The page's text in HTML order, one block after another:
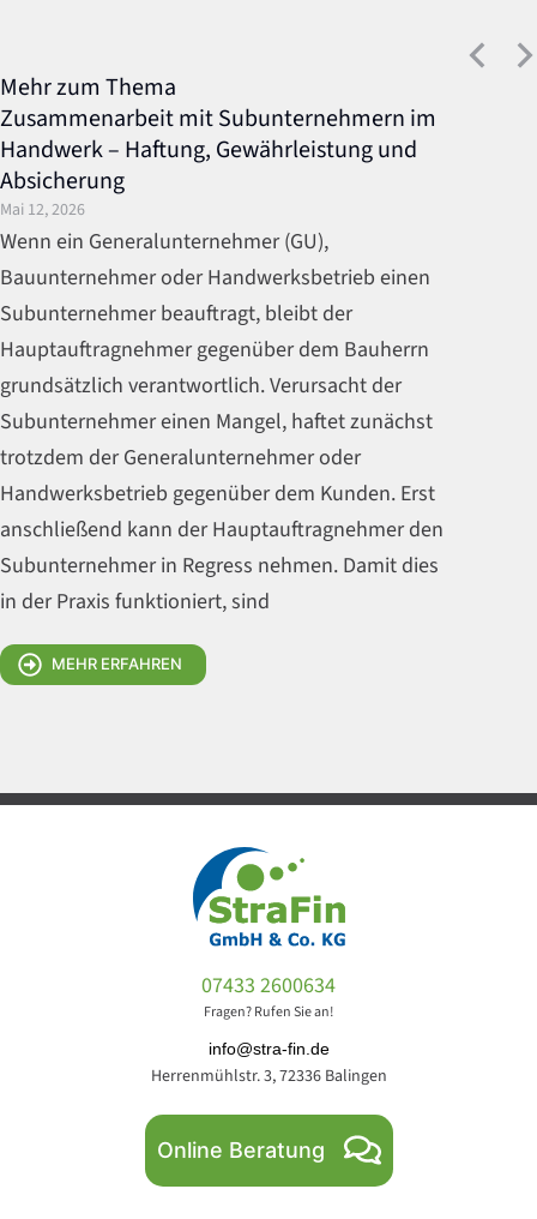
Mehr zum Thema
Zusammenarbeit mit Subunternehmern im
Handwerk – Haftung, Gewährleistung und
Absicherung
Mai 12, 2026
Wenn ein Generalunternehmer (GU),
Bauunternehmer oder Handwerksbetrieb einen
Subunternehmer beauftragt, bleibt der
Hauptauftragnehmer gegenüber dem Bauherrn
grundsätzlich verantwortlich. Verursacht der
Subunternehmer einen Mangel, haftet zunächst
trotzdem der Generalunternehmer oder
Handwerksbetrieb gegenüber dem Kunden. Erst
anschließend kann der Hauptauftragnehmer den
Subunternehmer in Regress nehmen. Damit dies
in der Praxis funktioniert, sind
MEHR ERFAHREN
07433 2600634
Fragen? Rufen Sie an!
info@stra-fin.de
Herrenmühlstr. 3, 72336 Balingen
Online Beratung